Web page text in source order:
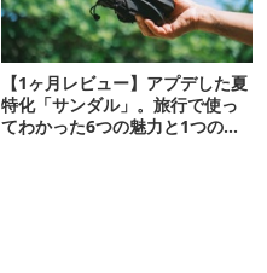
【1ヶ月レビュー】アプデした夏
特化「サンダル」。旅行で使っ
てわかった6つの魅力と1つの注